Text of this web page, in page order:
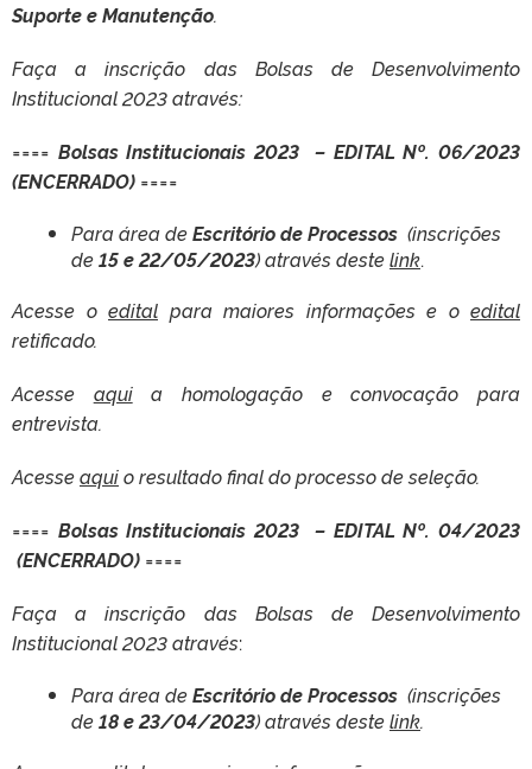
Suporte e Manutenção.
Faça a inscrição das Bolsas de Desenvolvimento
Institucional 2023 através:
==== Bolsas Institucionais 2023 – EDITAL Nº. 06/2023
(ENCERRADO) ====
Para área deEscritório de Processos (inscrições
de15 e 22/05/2023) através destelink.
Acesse o edital para maiores informações e o edital
retificado.
Acesse aquia homologação e convocação para
entrevista.
Acesseaquio resultado final do processo de seleção.
==== Bolsas Institucionais 2023 – EDITAL Nº. 04/2023
(ENCERRADO) ====
Faça a inscrição das Bolsas de Desenvolvimento
Institucional 2023 através:
Para área deEscritório de Processos (inscrições
de18 e 23/04/2023) através destelink.